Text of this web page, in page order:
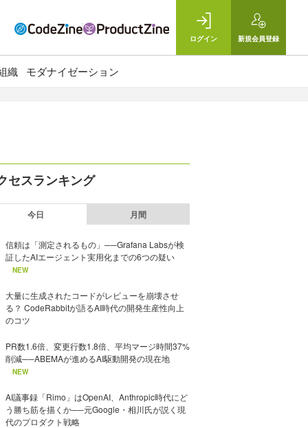
ログイン 新規会員登録
織 モダナイゼーション
セスランキング
今日 月間
信頼は「測定されるもの」──Grafana Labsが検
証したAIエージェント実用化までの6つの疑い
NEW
大量に生成されたコードがレビューを崩壊させ
る？ CodeRabbitが語るAI時代の開発生産性向上
のコツ
PR数1.6倍、変更行数1.8倍、平均マージ時間37%
削減──ABEMAが進めるAI駆動開発の現在地
NEW
AI議事録「Rimo」はOpenAI、Anthropic時代にど
う勝ち筋を描くか──元Google・相川氏が説く現
代のプロダクト戦略